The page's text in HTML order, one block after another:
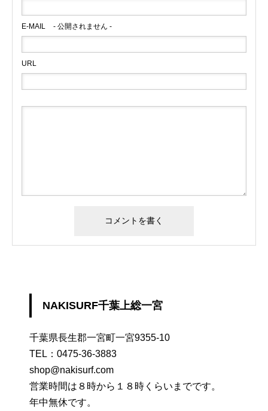
E-MAIL - 公開されません -
URL
NAKISURF千葉上総一宮
千葉県長生郡一宮町一宮9355-10
TEL： 0475-36-3883
shop@nakisurf.com
営業時間は８時から１８時くらいまでです。
年中無休です。